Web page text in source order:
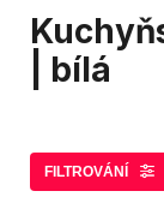
| bílá
FILTROVÁNÍ